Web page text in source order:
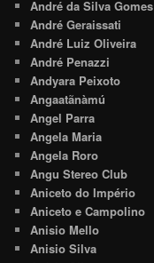
André da Silva Gomes
André Geraissati
André Luiz Oliveira
André Penazzi
Andyara Peixoto
Angaatãnàmú
Angel Parra
Angela Maria
Angela Roro
Angu Stereo Club
Aniceto do Império
Aniceto e Campolino
Anisio Mello
Anisio Silva